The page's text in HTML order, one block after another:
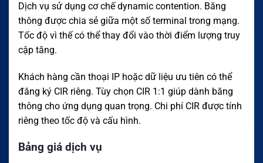
Dịch vụ sử dụng cơ chế dynamic contention. Băng
thông được chia sẻ giữa một số terminal trong mạng.
Tốc độ vì thế có thể thay đổi vào thời điểm lượng truy
cập tăng.
Khách hàng cần thoại IP hoặc dữ liệu ưu tiên có thể
đăng ký CIR riêng. Tùy chọn CIR 1:1 giúp dành băng
thông cho ứng dụng quan trọng. Chi phí CIR được tính
riêng theo tốc độ và cấu hình.
Bảng giá dịch vụ